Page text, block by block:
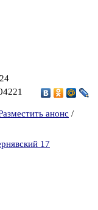
анонс /
17